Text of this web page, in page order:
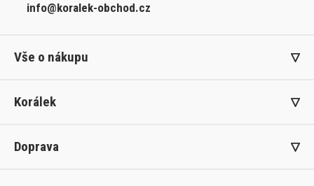
info@koralek-obchod.cz
Vše o nákupu
Korálek
Doprava